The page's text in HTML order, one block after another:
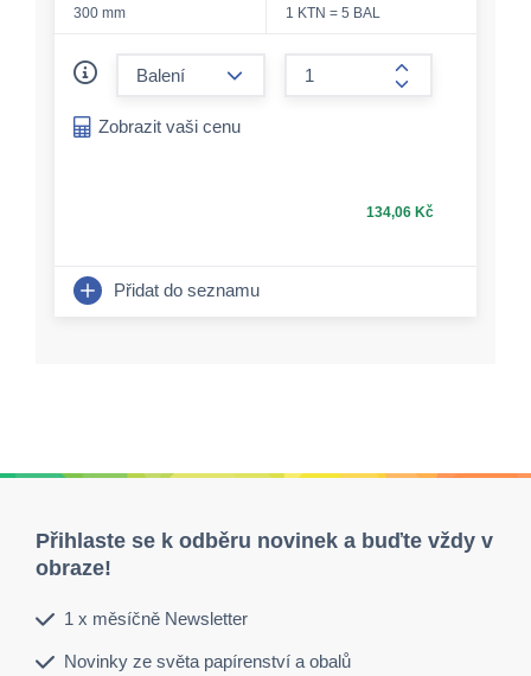
300 mm
1 KTN = 5 BAL
form.increase-
Zobrazit vaši cenu
134,06 Kč
Přidat do seznamu
Přihlaste se k odběru novinek a buďte vždy v
obraze!
1 x měsíčně Newsletter
Novinky ze světa papírenství a obalů